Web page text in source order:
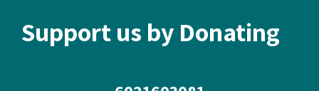
Support us by Donating